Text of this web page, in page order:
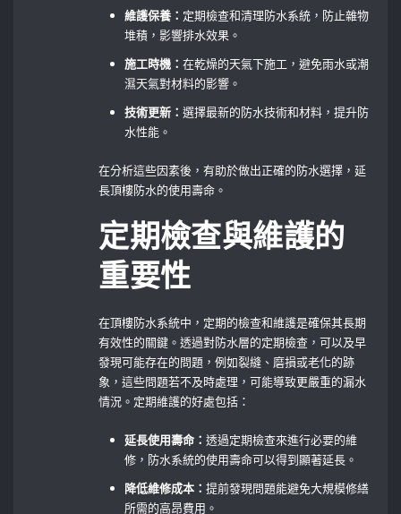
維護保養： 定期檢查和清理防水系統，防止雜物
堆積，影響排水效果。
施工時機：在乾燥的天氣下施工，避免雨水或潮
濕天氣對材料的影響。
技術更新：選擇最新的防水技術和材料，提升防
水性能。
在分析這些因素後，有助於做出正確的防水選擇，延
長頂樓防水的使用壽命。
定期檢查與維護的
重要性
在頂樓防水系統中，定期的檢查和維護是確保其長期
有效性的關鍵。透過對防水層的定期檢查，可以及早
發現可能存在的問題，例如裂縫、磨損或老化的跡
象，這些問題若不及時處理，可能導致更嚴重的漏水
情況。定期維護的好處包括：
延長使用壽命：透過定期檢查來進行必要的維
修，防水系統的使用壽命可以得到顯著延長。
降低維修成本：提前發現問題能避免大規模修繕
所需的高昂費用。